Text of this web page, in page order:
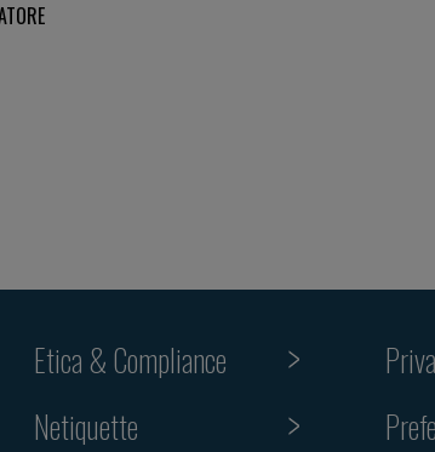
Etica & Compliance
Netiquette